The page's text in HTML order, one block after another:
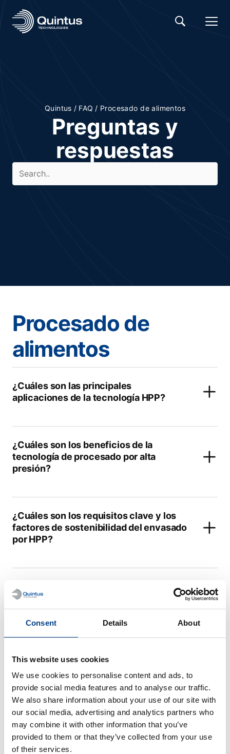
Consent Details About
This website uses cookies
We use cookies to personalise content and ads, to
provide social media features and to analyse our traffic.
We also share information about your use of our site with
our social media, advertising and analytics partners who
may combine it with other information that you’ve
provided to them or that they’ve collected from your use
of their services.
Quintus / FAQ / Procesado de alimentos
Preguntas y
respuestas
Procesado de
alimentos
¿Cuáles son las principales
aplicaciones de la tecnología HPP?
¿Cuáles son los beneficios de la
tecnología de procesado por alta
presión?
¿Cuáles son los requisitos clave y los
factores de sostenibilidad del envasado
por HPP?
¿La tecnología HPP garantiza la
seguridad alimentaria?
Atención de Quintus de los planes de
tecnología HPP?
¿Qué servicios ofrecen en sus Centros
de aplicación?